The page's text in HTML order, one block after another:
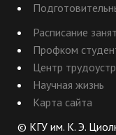
Расписание
Профком
Центр
Научная жизнь
Карта сайта
© КГУ им. К. Э.